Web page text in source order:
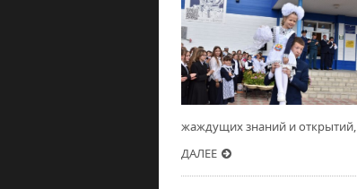
жаждущих знаний и открытий,
ДАЛЕЕ